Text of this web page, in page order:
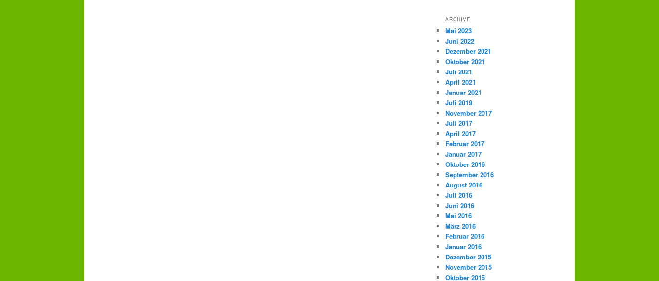
ARCHIVE
Mai 2023
Juni 2022
Dezember 2021
Oktober 2021
Juli 2021
April 2021
Januar 2021
Juli 2019
November 2017
Juli 2017
April 2017
Februar 2017
Januar 2017
Oktober 2016
September 2016
August 2016
Juli 2016
Juni 2016
Mai 2016
März 2016
Februar 2016
Januar 2016
Dezember 2015
November 2015
Oktober 2015